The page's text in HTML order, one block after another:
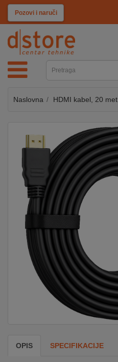
Pozovi i naruči
KATEGORIJE
TV
SAT
MOBILNI
AUDIO
KABLOVI
KUĆANSKI
KLIMATIZACIJA
Naslovna HDMI kabel, 20 met.
OPIS SPECIFIKACIJE